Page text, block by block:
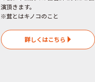
演頂きます。
※茸とはキノコのこと
詳しくはこちら